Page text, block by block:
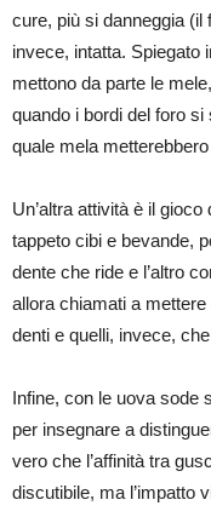
cure, più si danneggia (il
invece, intatta. Spiegato
mettono da parte le
quando i bordi del foro
quale mela
Un’altra attività è il
tappeto cibi e bevande,
dente che ride e l’altro
allora chiamati a
denti e quelli, invece,
Infine, con le uova sode
per insegnare a
vero che l’affinità tra
discutibile, ma l’impatto